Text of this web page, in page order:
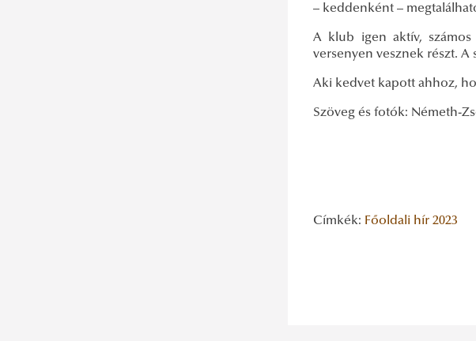
– keddenként –
A klub igen aktív, számos
versenyen vesznek részt.
Aki kedvet kapott ahhoz,
Szöveg és fotók: Németh-
Címkék: Főoldali hír 2023